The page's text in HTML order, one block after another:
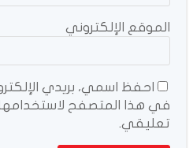
الموقع الإلكتروني
احفظ اسمي، بريدي
في هذا المتصفح
تعليقي.